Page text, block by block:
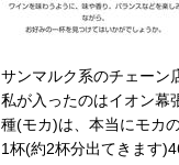
サンマルク系のチェーン
私が入ったのはイオン幕
種(モカ)は、本当にモカ
1杯(約2杯分出てきます